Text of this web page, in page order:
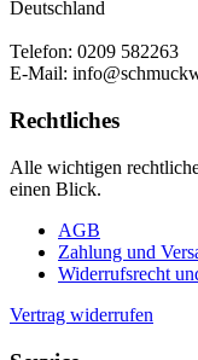
Deutschland
Telefon: 0209 582263
E-Mail:
Rechtliches
Alle wichtigen
einen Blick.
AGB
Zahlung und
Widerrufsrecht
Vertrag widerrufen